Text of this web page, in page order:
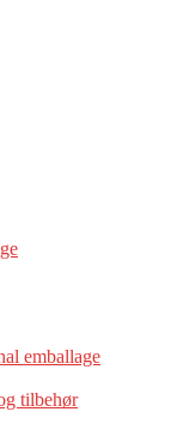
emballage
tilbehør